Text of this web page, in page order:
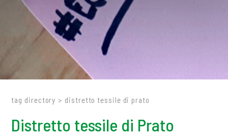
tag directory > distretto tessile di prato
Distretto tessile di Prato